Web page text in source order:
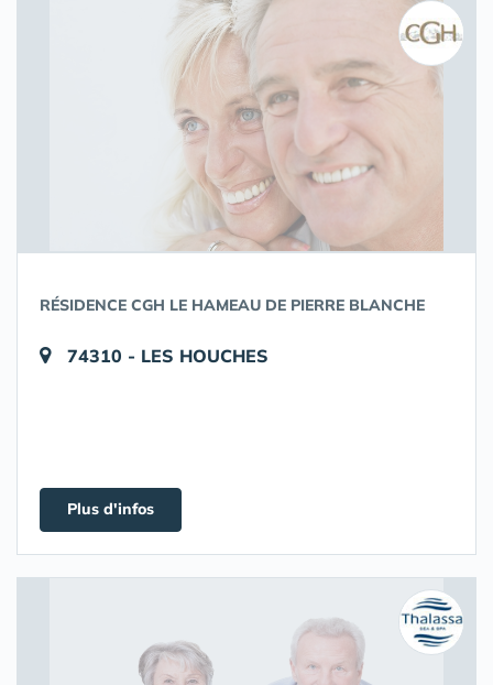
RÉSIDENCE CGH LE HAMEAU DE PIERRE BLANCHE
74310 - LES HOUCHES
Plus d'infos